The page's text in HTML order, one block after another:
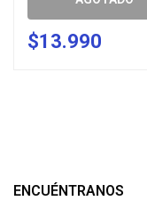
$13.990
ENCUÉNTRANOS